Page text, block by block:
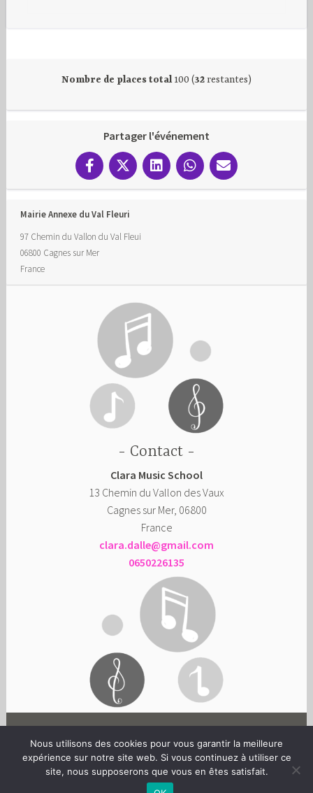
Nombre de places total100 (32restantes)
Partager l'événement
Mairie Annexe du Val Fleuri
97 Chemin du Vallon du Val Fleui
06800 Cagnes sur Mer
France
Contact
Clara Music School
13 Chemin du Vallon des Vaux
Cagnes sur Mer, 06800
France
clara.dalle@gmail.com
0650226135
© CLARA DALLE | ADAPTÉ DU THÈME DARA
Nous utilisons des cookies pour vous garantir la meilleure
expérience sur notre site web. Si vous continuez à utiliser ce
site, nous supposerons que vous en êtes satisfait.